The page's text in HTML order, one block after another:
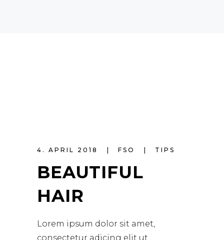
4. APRIL 2018 FSO TIPS
BEAUTIFUL
HAIR
Lorem ipsum dolor sit amet,
consectetur adicing elit ut